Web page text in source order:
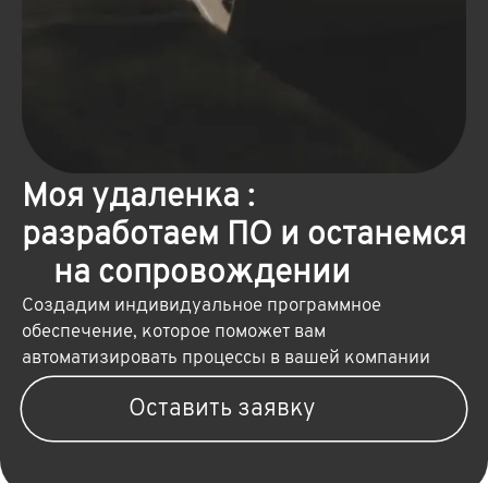
Моя удаленка :
разработаем ПО и останемся
на сопровождении
Создадим индивидуальное программное
обеспечение, которое поможет вам
автоматизировать процессы в вашей компании
Оставить заявку